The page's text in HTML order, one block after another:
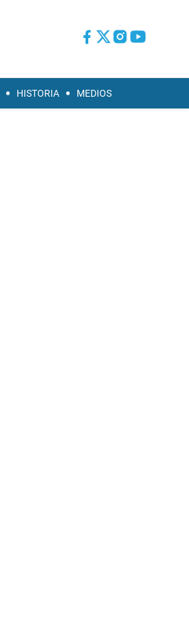
HISTORIA MEDIOS